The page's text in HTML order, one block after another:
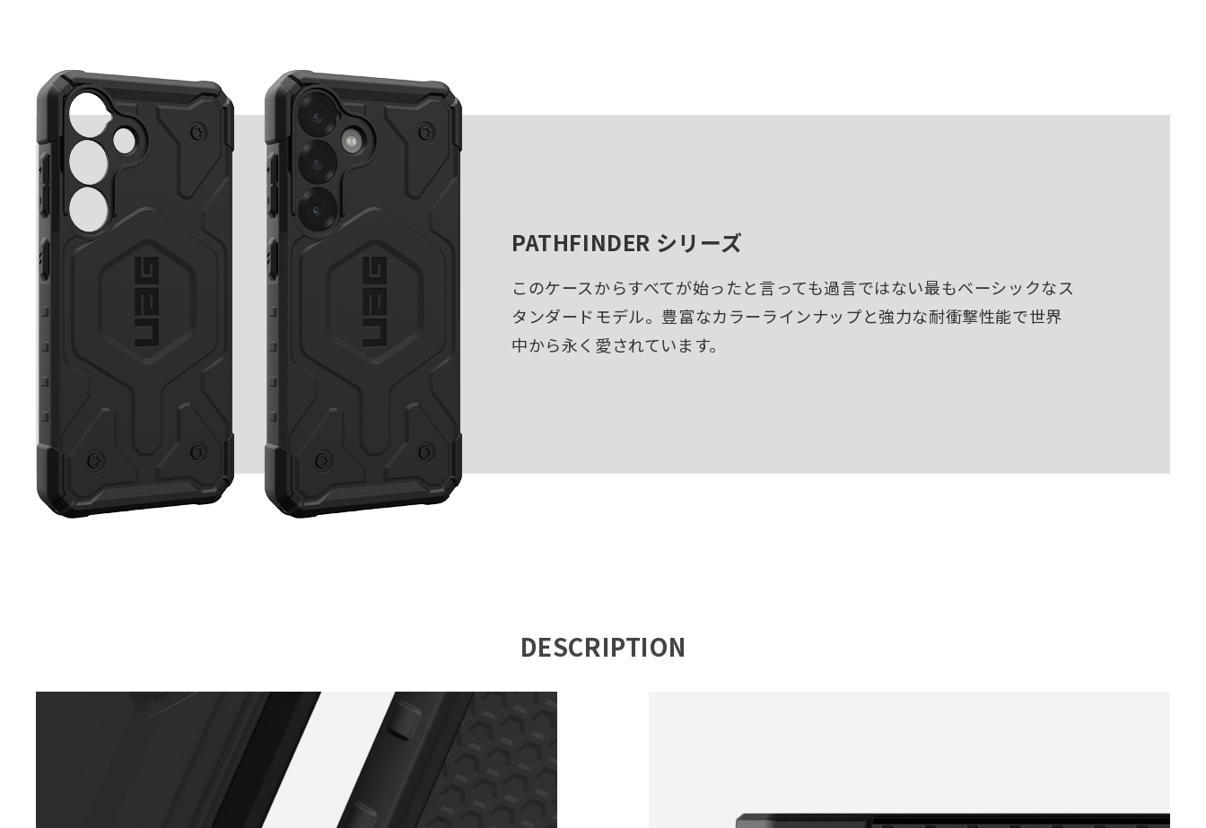
PATHFINDER シリーズ
このケースからすべてが始ったと言っても過言ではない最もベーシックなス
タンダードモデル。豊富なカラーラインナップと強力な耐衝撃性能で世界
中から永く愛されています。
DESCRIPTION